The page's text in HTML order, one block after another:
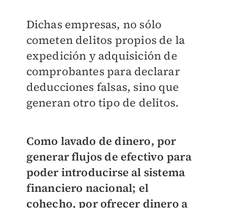
Dichas empresas, no sólo
cometen delitos propios de la
expedición y adquisición de
comprobantes para declarar
deducciones falsas, sino que
generan otro tipo de delitos.
Como lavado de dinero, por
generar flujos de efectivo para
poder introducirse al sistema
financiero nacional; el
cohecho, por ofrecer dinero a